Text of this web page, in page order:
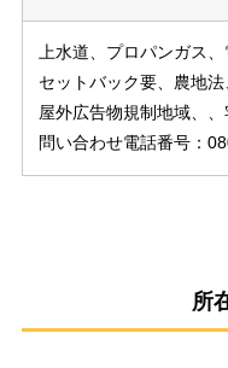
上水道、プロパンガス、
セットバック要、農地法
屋外広告物規制地域、、
問い合わせ電話番号：
所